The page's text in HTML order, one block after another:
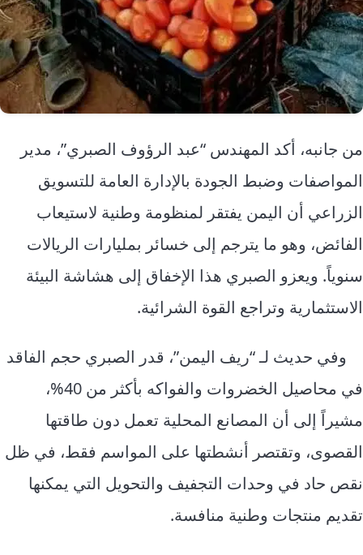
من جانبه، أكد المهندس “عبد الرؤوف الصبري”، مدير
المواصفات وضبط الجودة بالإدارة العامة للتسويق
الزراعي أن اليمن يفتقر لمنظومة وطنية لاستيعاب
الفائض، وهو ما يترجم إلى خسائر بمليارات الريالات
سنوياً. ويعزو الصبري هذا الإخفاق إلى هشاشة البيئة
الاستثمارية وتراجع القوة الشرائية.
وفي حديث لـ “ريف اليمن”، قدر الصبري حجم الفاقد
في محاصيل الخضروات والفواكه بأكثر من 40%،
مشيراً إلى أن المصانع المحلية تعمل دون طاقتها
القصوى، وتقتصر أنشطتها على المواسم فقط، في ظل
نقص حاد في وحدات التجفيف والتحويل التي يمكنها
تقديم منتجات وطنية منافسة.